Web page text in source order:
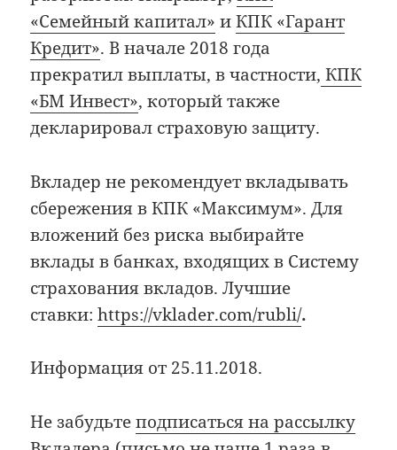
«Семейный капитал» иКПК «Гарант
Кредит». В начале 2018 года
прекратил выплаты, в частности, КПК
«БМ Инвест», который также
декларировал страховую защиту.
Вкладер не рекомендует вкладывать
сбережения в КПК «Максимум». Для
вложений без риска выбирайте
вклады в банках, входящих в Систему
страхования вкладов. Лучшие
ставки:https://vklader.com/rubli/.
Информация от 25.11.2018.
Не забудьтеподписаться на рассылку